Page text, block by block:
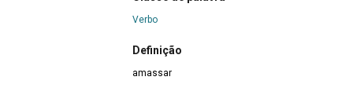
Verbo
Definição
amassar